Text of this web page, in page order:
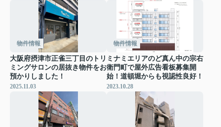
物件情報
大阪府摂津市正雀三丁目のトリ
ミングサロンの居抜き物件をお
預かりしました！
2025.11.03
物件情報
ミナミエリアのど真ん中の宗右
衛門町で屋外広告看板募集開
始！道頓堀からも視認性良好！
2023.10.28